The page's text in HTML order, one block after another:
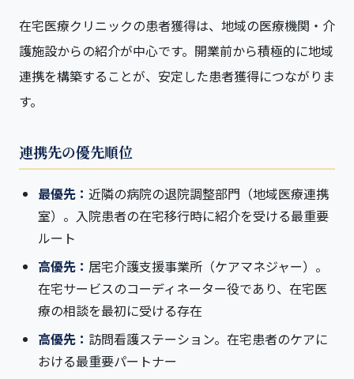
在宅医療クリニックの患者獲得は、地域の医療機関・介
護施設からの紹介が中心です。開業前から積極的に地域
連携を構築することが、安定した患者獲得につながりま
す。
連携先の優先順位
最優先： 近隣の病院の退院調整部門（地域医療連携
室）。入院患者の在宅移行時に紹介を受ける最重要
ルート
高優先： 居宅介護支援事業所（ケアマネジャー）。
在宅サービスのコーディネーター役であり、在宅医
療の相談を最初に受ける存在
高優先： 訪問看護ステーション。在宅患者のケアに
おける最重要パートナー